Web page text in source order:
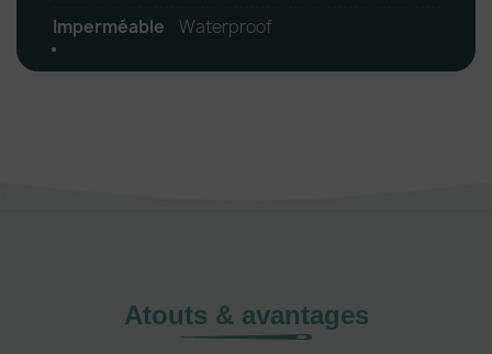
Imperméable
Waterproof
Atouts & avantages